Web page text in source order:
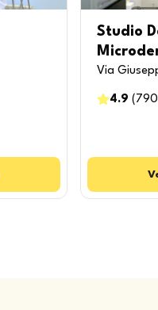
Studio
Via
4.9 ( 790